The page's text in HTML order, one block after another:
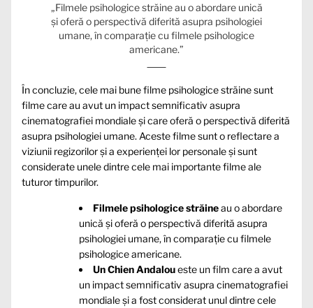
„Filmele psihologice străine au o abordare unică
și oferă o perspectivă diferită asupra psihologiei
umane, în comparație cu filmele psihologice
americane.”
În concluzie, cele mai bune filme psihologice străine sunt
filme care au avut un impact semnificativ asupra
cinematografiei mondiale și care oferă o perspectivă diferită
asupra psihologiei umane. Aceste filme sunt o reflectare a
viziunii regizorilor și a experienței lor personale și sunt
considerate unele dintre cele mai importante filme ale
tuturor timpurilor.
Filmele psihologice străineau o abordare
unică și oferă o perspectivă diferită asupra
psihologiei umane, în comparație cu filmele
psihologice americane.
Un Chien Andaloueste un film care a avut
un impact semnificativ asupra cinematografiei
mondiale și a fost considerat unul dintre cele